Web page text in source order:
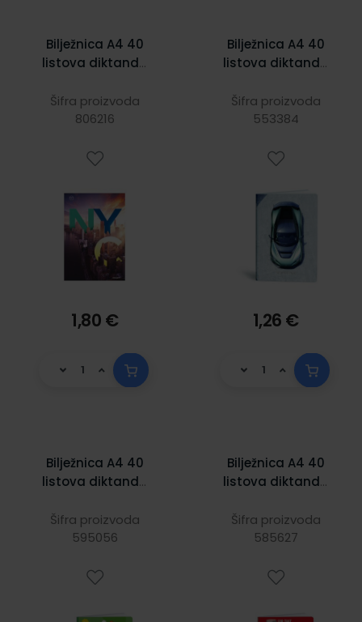
Bilježnica A4 40
listova diktando
Šifra proizvoda
806216
1,80 €
Bilježnica A4 40
listova diktando
Šifra proizvoda
553384
1,26 €
Bilježnica A4 40
listova diktando
Šifra proizvoda
595056
Bilježnica A4 40
listova diktando
Šifra proizvoda
585627